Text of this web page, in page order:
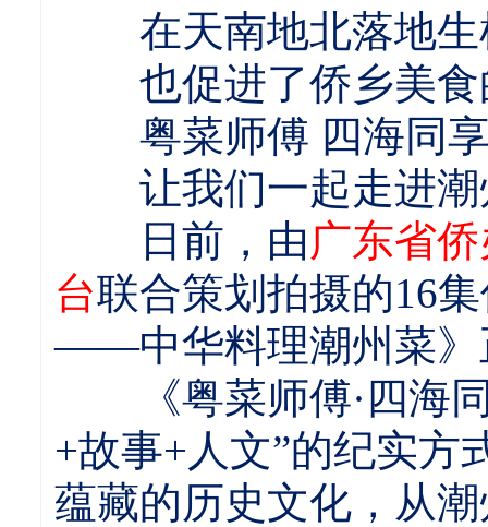
在天南地北落地生
也促进了侨乡美食
粤菜师傅 四海同
让我们一起走进潮
日前，由广东省
台联合策划拍摄的16
——中华料理潮州菜》
《粤菜师傅·四海
+故事+人文”的纪实方
蕴藏的历史文化，从